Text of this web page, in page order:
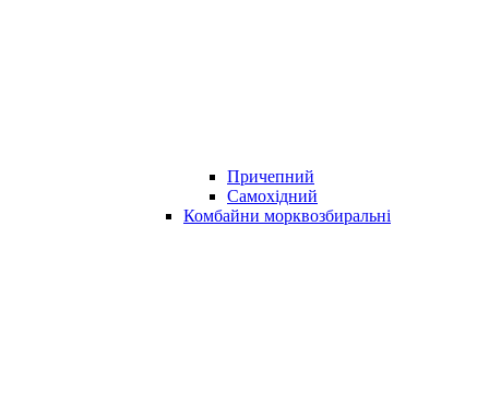
Причепний
Самохідний
Комбайни морквозбиральні